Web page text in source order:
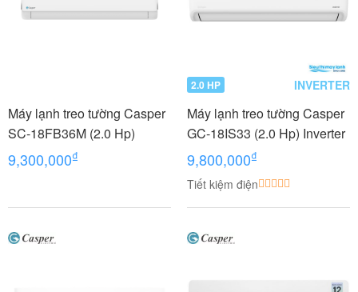
Máy lạnh treo tường Casper
SC-18FB36M (2.0 Hp)
9,300,000₫
2.0 HP INVERTER
Máy lạnh treo tường Casper
GC-18IS33 (2.0 Hp) Inverter
9,800,000₫
Tiết kiệm điện